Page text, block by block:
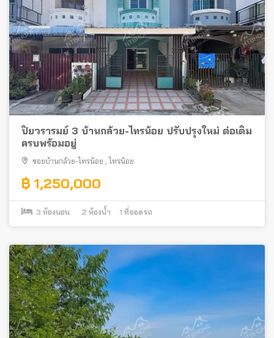
ปิยวรารมย์ 3 บ้านกล้วย-ไทรน้อย ปรับปรุงใหม่ ต่อเติม
ครบพร้อมอยู่
ซอยบ้านกล้วย-ไทรน้อย , ไทรน้อย
฿ 1,250,000
3 ห้องนอน 2 ห้องน้ำ 1 ที่จอดรถ